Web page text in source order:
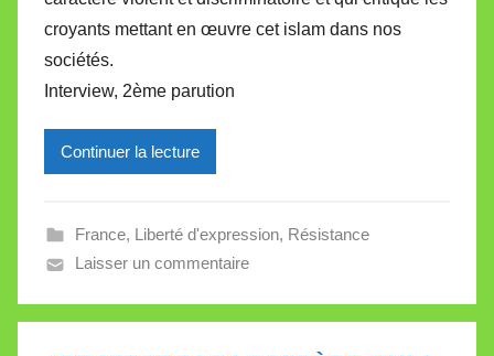
e
l
e
V
l
l
croyants mettant en œuvre cet islam dans nos
sociétés.
Interview, 2ème parution
Continuer la lecture
France, Liberté d'expression, Résistance
Laisser un commentaire